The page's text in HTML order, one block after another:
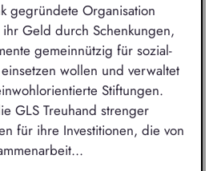
gegründete Organisation
Geld durch Schenkungen,
gemeinnützig für sozial-
wollen und verwaltet
Stiftungen.
GLS Treuhand strenger
für ihre Investitionen, die von